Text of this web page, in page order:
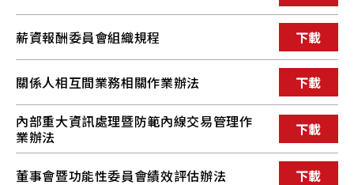
薪資報酬委員會組織規程 下載
關係人相互間業務相關作業辦法 下載
內部重大資訊處理暨防範內線交易管理作
業辦法
下載
董事會暨功能性委員會績效評估辦法 下載